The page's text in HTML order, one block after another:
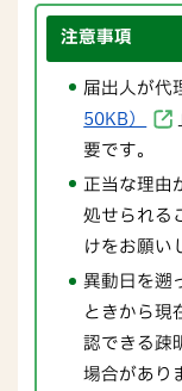
注意事項
届出人が代
50KB）
要です。
正当な理由
処せられる
けをお願い
異動日を遡
ときから現
認できる疎
場合があり